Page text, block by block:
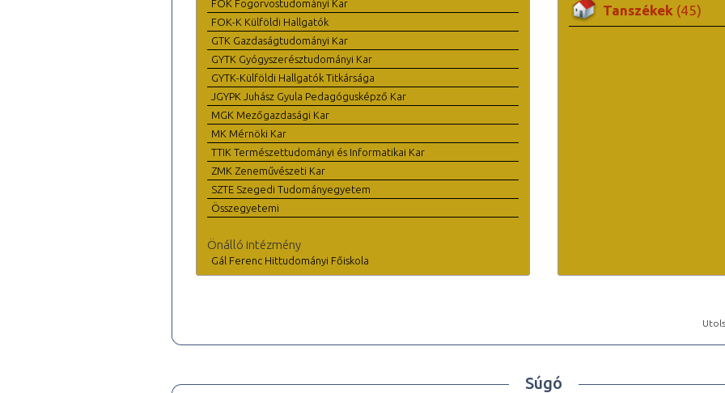
FOK Fogorvostudományi Kar
FOK-K Külföldi Hallgatók
GTK Gazdaságtudományi Kar
GYTK Gyógyszerésztudományi Kar
GYTK-Külföldi Hallgatók Titkársága
JGYPK Juhász Gyula Pedagógusképző Kar
MGK Mezőgazdasági Kar
MK Mérnöki Kar
TTIK Természettudományi és Informatikai Kar
ZMK Zeneművészeti Kar
SZTE Szegedi Tudományegyetem
Összegyetemi
Önálló intézmény
Gál Ferenc Hittudományi Főiskola
Tanszékek (45)
Súgó